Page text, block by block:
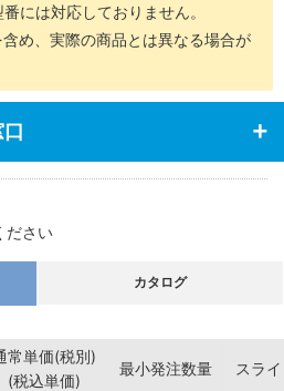
には対応しておりません。
め、実際の商品とは異なる場合が
ださい
カタログ
常単価(税別)
(税込単価)
最小発注数量 スラ